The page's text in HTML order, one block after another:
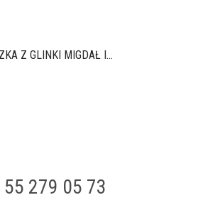
Z GLINKI MIGDAŁ I...
279 05 73